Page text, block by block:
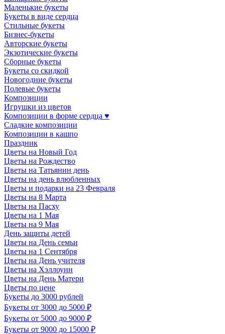
Маленькие букеты
Букеты в виде сердца
Стильные букеты
Бизнес-букеты
Авторские букеты
Экзотические букеты
Сборные букеты
Букеты со скидкой
Новогодние букеты
Полевые букеты
Композиции
Игрушки из цветов
Композиции в форме сердца ♥
Сладкие композиции
Композиции в кашпо
Праздник
Цветы на Новый Год
Цветы на Рождество
Цветы на Татьянин день
Цветы на день влюбленных
Цветы и подарки на 23 Февраля
Цветы на 8 Марта
Цветы на Пасху
Цветы на 1 Мая
Цветы на 9 Мая
День защиты детей
Цветы на День семьи
Цветы на 1 Сентября
Цветы на День учителя
Цветы на Хэллоуин
Цветы на День Матери
Цветы по цене
Букеты до 3000 рублей
Букеты от 3000 до 5000 ₽
Букеты от 5000 до 9000 ₽
Букеты от 9000 до 15000 ₽